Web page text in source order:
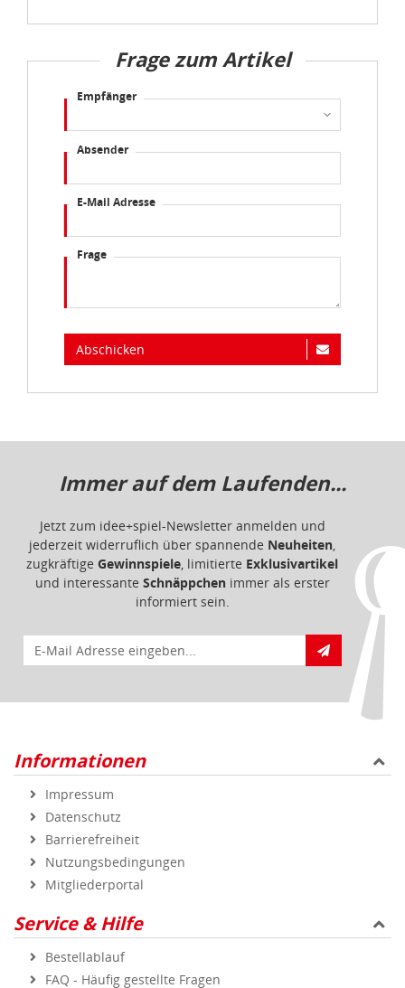
DatenschutzbestimmungenundImpressum
Frage zum Artikel
Empfänger
Absender
E-Mail Adresse
Frage
Abschicken
Immer auf dem Laufenden...
Jetzt zum idee+spiel-Newsletter anmelden und
jederzeit widerruflich über spannende Neuheiten,
zugkräftige Gewinnspiele, limitierte Exklusivartikel
und interessante Schnäppchenimmer als erster
informiert sein.
E-Mail für Newsletteranmeldung
Informationen
Impressum
Datenschutz
Barrierefreiheit
Nutzungsbedingungen
Mitgliederportal
Service & Hilfe
Bestellablauf
FAQ - Häufig gestellte Fragen